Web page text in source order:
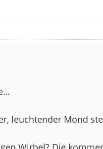
leuchtender Mond